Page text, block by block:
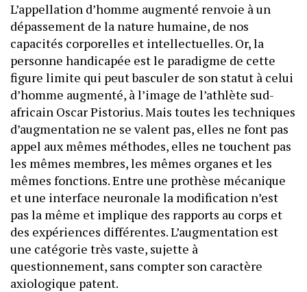
L’appellation d’homme augmenté renvoie à un
dépassement de la nature humaine, de nos
capacités corporelles et intellectuelles. Or, la
personne handicapée est le paradigme de cette
figure limite qui peut basculer de son statut à celui
d’homme augmenté, à l’image de l’athlète sud-
africain Oscar Pistorius. Mais toutes les techniques
d’augmentation ne se valent pas, elles ne font pas
appel aux mêmes méthodes, elles ne touchent pas
les mêmes membres, les mêmes organes et les
mêmes fonctions. Entre une prothèse mécanique
et une interface neuronale la modification n’est
pas la même et implique des rapports au corps et
des expériences différentes. L’augmentation est
une catégorie très vaste, sujette à
questionnement, sans compter son caractère
axiologique patent.